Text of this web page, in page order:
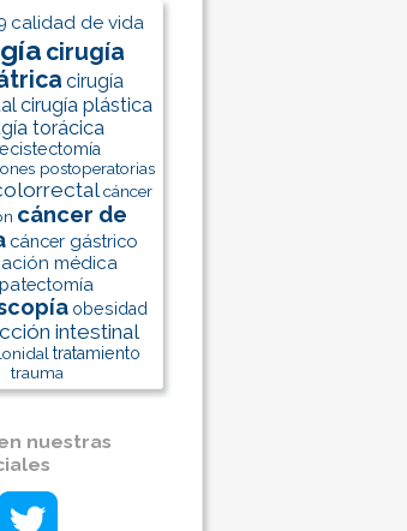
calidad de vida
cirugía
cirugía
cirugía plástica
torácica
postoperatorias
cáncer
cáncer de
cáncer gástrico
médica
obesidad
intestinal
tratamiento
trauma
nuestras